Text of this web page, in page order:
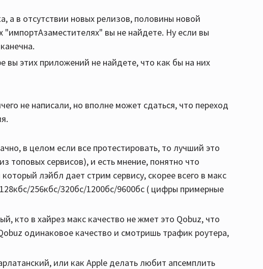
а в отсутствии новых релизов, половины новой
вы не найдете. Ну если вы
этих приложений не найдете, что как бы на них
не написали, но вполне может сдаться, что переход
в целом если все протестировать, то лучший это
топовых сервисов), и есть мнение, понятно что
лэйбл дает стрим сервису, скорее всего в макс
256кбс/320бс/1200бс/9600бс ( цифры примерные
кто в хайрез макс качество не жмет это Qobuz, что
одинаковое качество и смотришь трафик роутера,
или как Apple делать любит апсемплить